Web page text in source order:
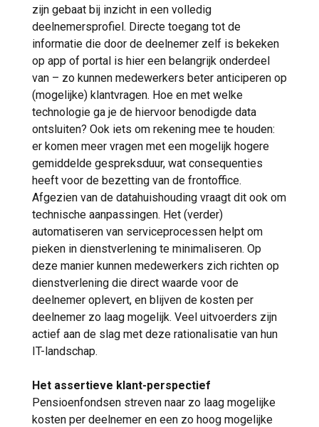
zijn gebaat bij inzicht in een volledig
deelnemersprofiel. Directe toegang tot de
informatie die door de deelnemer zelf is bekeken
op app of portal is hier een belangrijk onderdeel
van – zo kunnen medewerkers beter anticiperen op
(mogelijke) klantvragen. Hoe en met welke
technologie ga je de hiervoor benodigde data
ontsluiten? Ook iets om rekening mee te houden:
er komen meer vragen met een mogelijk hogere
gemiddelde gespreksduur, wat consequenties
heeft voor de bezetting van de frontoffice.
Afgezien van de datahuishouding vraagt dit ook om
technische aanpassingen. Het (verder)
automatiseren van serviceprocessen helpt om
pieken in dienstverlening te minimaliseren. Op
deze manier kunnen medewerkers zich richten op
dienstverlening die direct waarde voor de
deelnemer oplevert, en blijven de kosten per
deelnemer zo laag mogelijk. Veel uitvoerders zijn
actief aan de slag met deze rationalisatie van hun
IT-landschap.
Het assertieve klant-perspectief
Pensioenfondsen streven naar zo laag mogelijke
kosten per deelnemer en een zo hoog mogelijke